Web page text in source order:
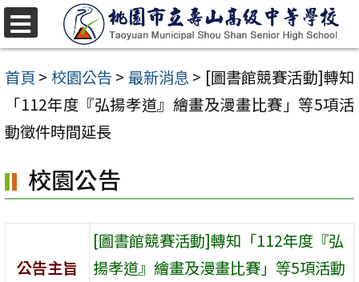
跳
至
主
內
區
首頁 > 校園公告 > 最新消息 > [圖書館競賽活動]轉知
「112年度『弘揚孝道』繪畫及漫畫比賽」等5項活
動徵件時間延長
校園公告
公告主旨
[圖書館競賽活動]轉知「112年度『弘
揚孝道』繪畫及漫畫比賽」等5項活動
選
單